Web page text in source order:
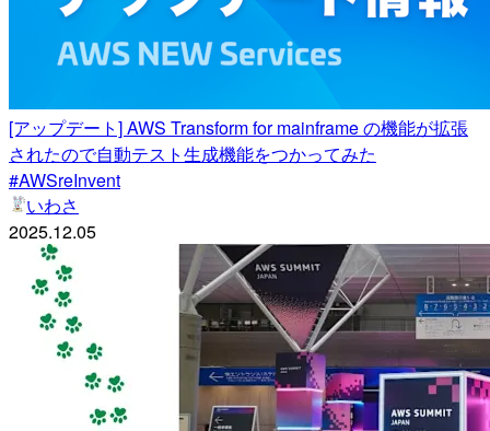
[アップデート] AWS Transform for mainframe の機能が拡張
されたので自動テスト生成機能をつかってみた
#AWSreInvent
いわさ
2025.12.05